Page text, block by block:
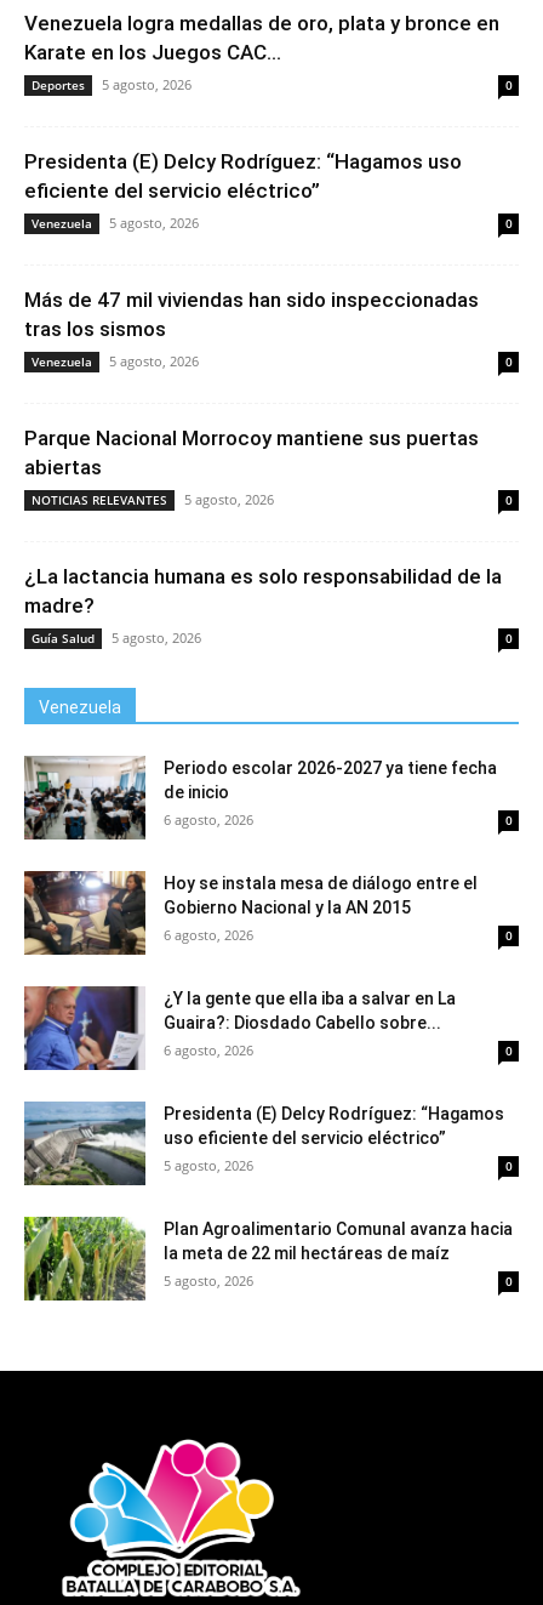
Venezuela logra medallas de oro, plata y bronce en
Karate en los Juegos CAC...
Deportes 5 agosto, 2026 0
Presidenta (E) Delcy Rodríguez: “Hagamos uso
eficiente del servicio eléctrico”
Venezuela 5 agosto, 2026 0
Más de 47 mil viviendas han sido inspeccionadas
tras los sismos
Venezuela 5 agosto, 2026 0
Parque Nacional Morrocoy mantiene sus puertas
abiertas
NOTICIAS RELEVANTES 5 agosto, 2026 0
¿La lactancia humana es solo responsabilidad de la
madre?
Guía Salud 5 agosto, 2026 0
Venezuela
Periodo escolar 2026-2027 ya tiene fecha
de inicio
6 agosto, 2026 0
Hoy se instala mesa de diálogo entre el
Gobierno Nacional y la AN 2015
6 agosto, 2026 0
¿Y la gente que ella iba a salvar en La
Guaira?: Diosdado Cabello sobre...
6 agosto, 2026 0
Presidenta (E) Delcy Rodríguez: “Hagamos
uso eficiente del servicio eléctrico”
5 agosto, 2026 0
Plan Agroalimentario Comunal avanza hacia
la meta de 22 mil hectáreas de maíz
5 agosto, 2026 0